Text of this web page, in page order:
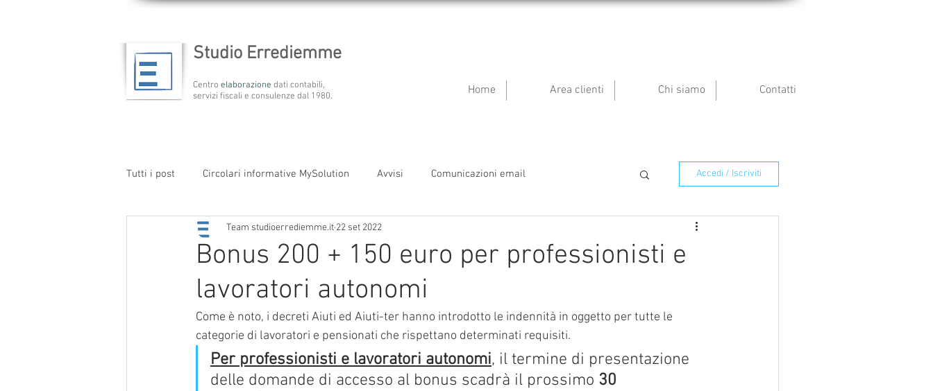
Studio Errediemme
Centro elaborazione dati contabili,
servizi fiscali e consulenze dal 1980.
Home Area clienti Chi siamo Contatti
Tutti i post Circolari informative MySolution Avvisi Comunicazioni email Accedi / Iscriviti
Bonus 200 + 150 euro per professionisti e
lavoratori autonomi
Team studioerrediemme.it 22 set 2022
Come è noto, i decreti Aiuti ed Aiuti-ter hanno introdotto le indennità in oggetto per tutte le
categorie di lavoratori e pensionati che rispettano determinati requisiti.
Per professionisti e lavoratori autonomi, il termine di presentazione
delle domande di accesso al bonus scadrà il prossimo 30